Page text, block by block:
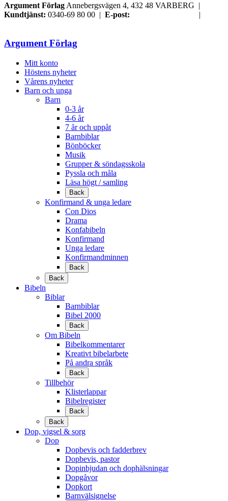
Argument Förlag Annebergsvägen 4, 432 48 VARBERG |
Kundtjänst: 0340-69 80 00 | E-post:
|
Argument Förlag
Mitt konto
Höstens nyheter
Vårens nyheter
Barn och unga
Barn
0-3 år
4-6 år
7 år och uppåt
Barnbiblar
Bönböcker
Musik
Grupper & söndagsskola
Pyssla och måla
Läsa högt / samling
Back
Konfirmand & unga ledare
Con Dios
Drama
Konfabibeln
Konfirmand
Unga ledare
Konfirmandminnen
Back
Back
Bibeln
Biblar
Barnbiblar
Bibel 2000
Back
Om Bibeln
Bibelkommentarer
Kreativt bibelarbete
På andra språk
Back
Tillbehör
Klisterlappar
Bibelregister
Back
Back
Dop, vigsel & sorg
Dop
Dopbevis och fadderbrev
Dopbevis, pastor
Dopinbjudan och dophälsningar
Dopgåvor
Dopkort
Barnvälsignelse